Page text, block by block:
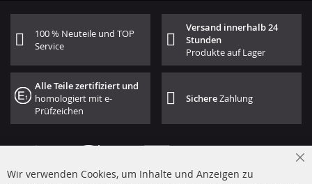
100 % Neuteile und TOP
Service
Versand innerhalb 24
Stunden
Produkte auf Lager
Alle Teile zertifiziert und
homologiert mit e-
Prüfzeichen
SichereZahlung
Wir verwenden Cookies, um Inhalte und Anzeigen zu